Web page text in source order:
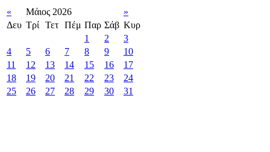
« Μάιος 2026
»
Δευ Τρί Τετ Πέμ Παρ Σάβ Κυρ
1
2
3
4
5 6 7 8 9
10
11
12 13 14 15 16
17
18
19 20 21 22 23
24
25
26 27 28 29 30 31